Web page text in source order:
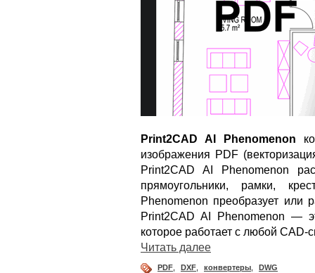
Print2CAD AI Phenomenon
изображения PDF
Print2CAD AI Phenomenon
прямоугольники, рамки,
Phenomenon преобразует или
Print2CAD AI Phenomenon —
которое работает с любой
Читать далее
PDF DXF конвертеры DWG